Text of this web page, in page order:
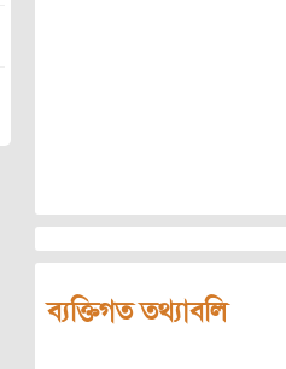
ব্যক্তিগত তথ্যাবলি